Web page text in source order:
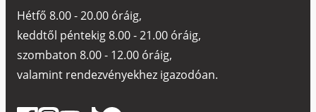
Hétfő 8.00 - 20.00 óráig,
keddtől péntekig 8.00 - 21.00 óráig,
szombaton 8.00 - 12.00 óráig,
valamint rendezvényekhez igazodóan.